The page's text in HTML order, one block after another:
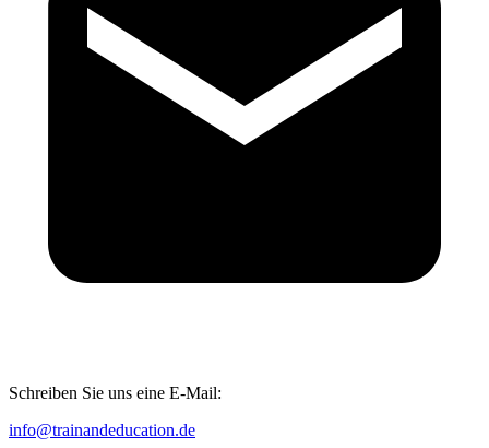
Schreiben Sie uns eine E-Mail:
info@trainandeducation.de